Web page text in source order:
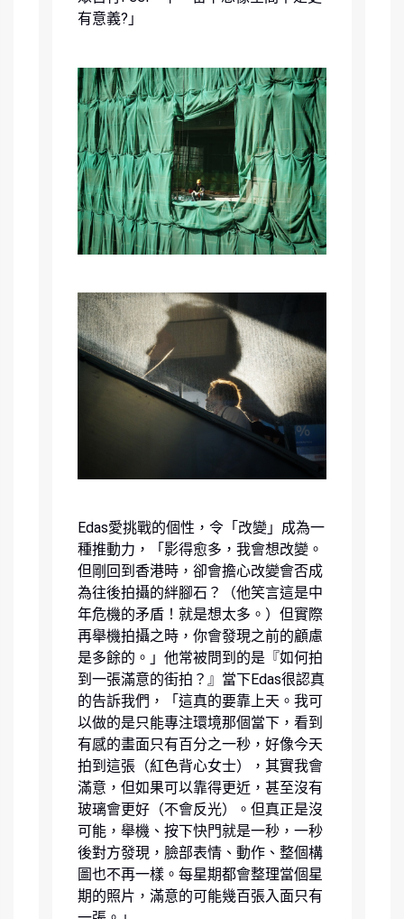
有意義?」
Edas愛挑戰的個性，令「改變」成為一
種推動力，「影得愈多，我會想改變。
但剛回到香港時，卻會擔心改變會否成
為往後拍攝的絆腳石？（他笑言這是中
年危機的矛盾！就是想太多。）但實際
再舉機拍攝之時，你會發現之前的顧慮
是多餘的。」他常被問到的是『如何拍
到一張滿意的街拍？』當下Edas很認真
的告訴我們，「這真的要靠上天。我可
以做的是只能專注環境那個當下，看到
有感的畫面只有百分之一秒，好像今天
拍到這張（紅色背心女士），其實我會
滿意，但如果可以靠得更近，甚至沒有
玻璃會更好（不會反光）。但真正是沒
可能，舉機、按下快門就是一秒，一秒
後對方發現，臉部表情、動作、整個構
圖也不再一樣。每星期都會整理當個星
期的照片，滿意的可能幾百張入面只有